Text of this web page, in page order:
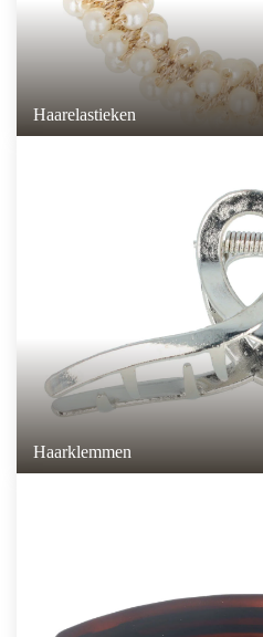
Haarelastieken
Haarklemmen